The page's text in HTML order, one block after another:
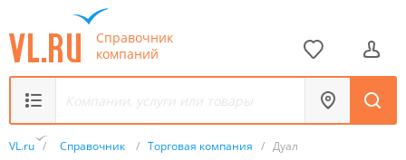
Справочник
компаний
VL.ru / Справочник / Торговая компания / Дуал